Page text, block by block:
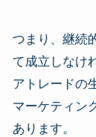
つまり、継続
て成立しなけ
アトレードの
マーケティン
あります。